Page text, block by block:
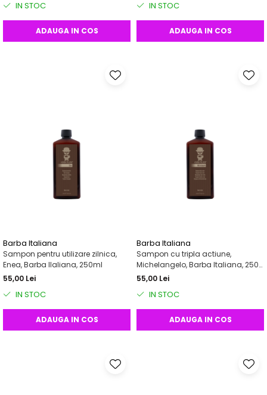
IN STOC
ADAUGA IN COS
IN STOC
ADAUGA IN COS
Barba Italiana
Sampon pentru utilizare zilnica,
Enea, Barba IIaliana, 250ml
55,00 Lei
IN STOC
ADAUGA IN COS
Barba Italiana
Sampon cu tripla actiune,
Michelangelo, Barba Italiana, 250
ml
55,00 Lei
IN STOC
ADAUGA IN COS